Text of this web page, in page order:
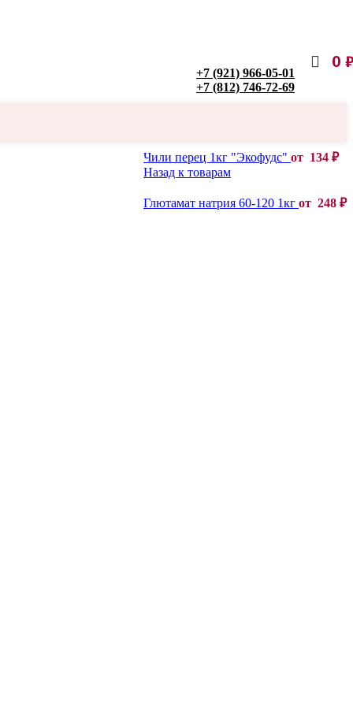
+7 (921) 966-05-01
+7 (812) 746-72-69
0
Чили перец 1кг "Экофудс" от 134 ₽
Назад к товарам
Глютамат натрия 60-120 1кг от 248 ₽